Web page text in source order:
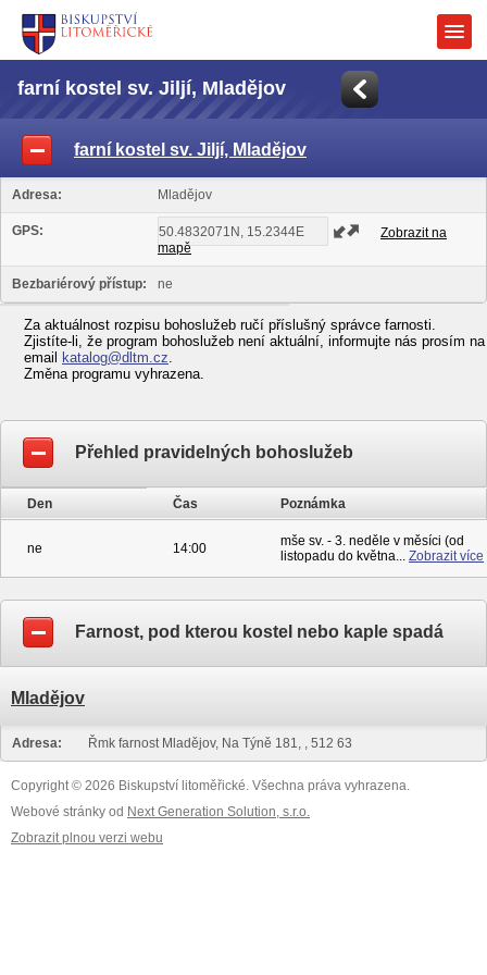
farní kostel sv. Jiljí, Mladějov
farní kostel sv. Jiljí, Mladějov
Adresa: Mladějov
GPS:
Zobrazit na
mapě
Bezbariérový přístup: ne
Za aktuálnost rozpisu bohoslužeb ručí příslušný správce farnosti.
Zjistíte-li, že program bohoslužeb není aktuální, informujte nás prosím na
email
katalog@dltm.cz.
Změna programu vyhrazena.
Přehled pravidelných bohoslužeb
Den Čas Poznámka
ne 14:00
mše sv. - 3. neděle v měsíci (od
listopadu do května... Zobrazit více
Farnost, pod kterou kostel nebo kaple spadá
Mladějov
Adresa: Řmk farnost Mladějov, Na Týně 181, , 512 63
Copyright © 2026 Biskupství litoměřické. Všechna práva vyhrazena.
Webové stránky od Next Generation Solution, s.r.o.
Zobrazit plnou verzi webu